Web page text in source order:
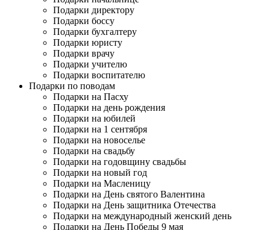
Подарки директору
Подарки боссу
Подарки бухгалтеру
Подарки юристу
Подарки врачу
Подарки учителю
Подарки воспитателю
Подарки по поводам
Подарки на Пасху
Подарки на день рождения
Подарки на юбилей
Подарки на 1 сентября
Подарки на новоселье
Подарки на свадьбу
Подарки на годовщину свадьбы
Подарки на новый год
Подарки на Масленицу
Подарки на День святого Валентина
Подарки на День защитника Отечества
Подарки на международный женский день
Подарки на День Победы 9 мая